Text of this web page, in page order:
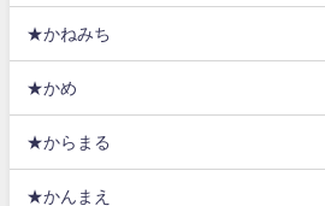
★かねみち
★かめ
★からまる
★かんまえ